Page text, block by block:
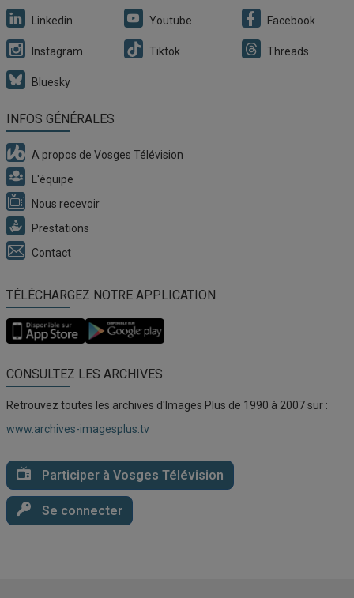
Linkedin Youtube Facebook
Instagram Tiktok Threads
Bluesky
INFOS GÉNÉRALES
A propos de Vosges Télévision
L'équipe
Nous recevoir
Prestations
Contact
TÉLÉCHARGEZ NOTRE APPLICATION
Application
Vosges
pour
Application
Vosges
CONSULTEZ LES ARCHIVES
Retrouvez toutes les archives d'Images Plus de 1990 à 2007 sur :
www.archives-imagesplus.tv
Participer à Vosges Télévision
Se connecter